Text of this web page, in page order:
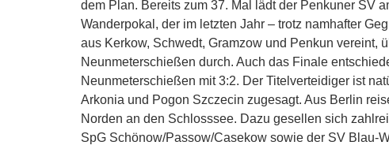
dem Plan. Bereits zum 37. Mal lädt der Penkuner SV
Wanderpokal, der im letzten Jahr – trotz namhafter
aus Kerkow, Schwedt, Gramzow und Penkun vereint,
Neunmeterschießen durch. Auch das Finale
Neunmeterschießen mit 3:2. Der Titelverteidiger ist
Arkonia und Pogon Szczecin zugesagt. Aus Berlin
Norden an den Schlosssee. Dazu gesellen sich
SpG Schönow/Passow/Casekow sowie der SV Blau-